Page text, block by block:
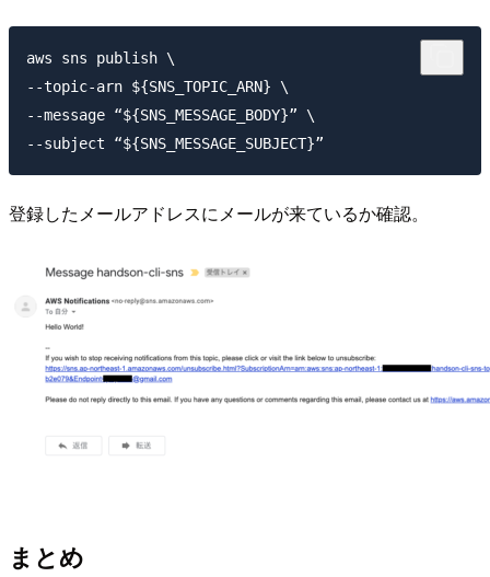
aws sns publish \
--topic-arn ${SNS_TOPIC_ARN} \
--message “${SNS_MESSAGE_BODY}” \
登録したメールアドレスにメールが来ているか確認。
まとめ